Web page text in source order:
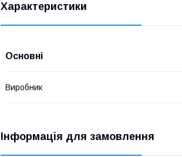
Характеристики
Основні
Виробник
Інформація для замовлення